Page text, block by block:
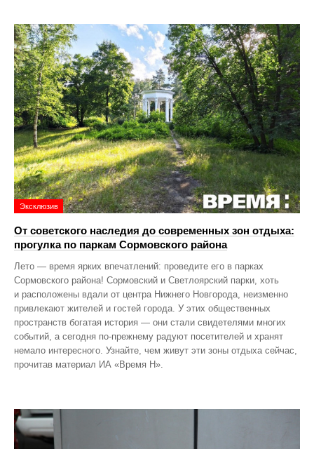
Эксклюзив
От советского наследия до современных зон отдыха:
прогулка по паркам Сормовского района
Лето — время ярких впечатлений: проведите его в парках
Сормовского района! Сормовский и Светлоярский парки, хоть
и расположены вдали от центра Нижнего Новгорода, неизменно
привлекают жителей и гостей города. У этих общественных
пространств богатая история — они стали свидетелями многих
событий, а сегодня по‑прежнему радуют посетителей и хранят
немало интересного. Узнайте, чем живут эти зоны отдыха сейчас,
прочитав материал ИА «Время Н».